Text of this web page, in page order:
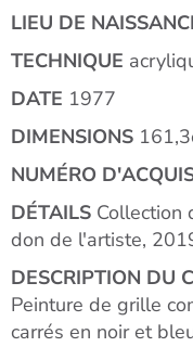
LIEU DE
TECHNIQUE
DATE 1977
DIMENSIONS
NUMÉRO
DÉTAILS Collection
don de l'artiste,
DESCRIPTION DU
Peinture de grille
carrés en noir et